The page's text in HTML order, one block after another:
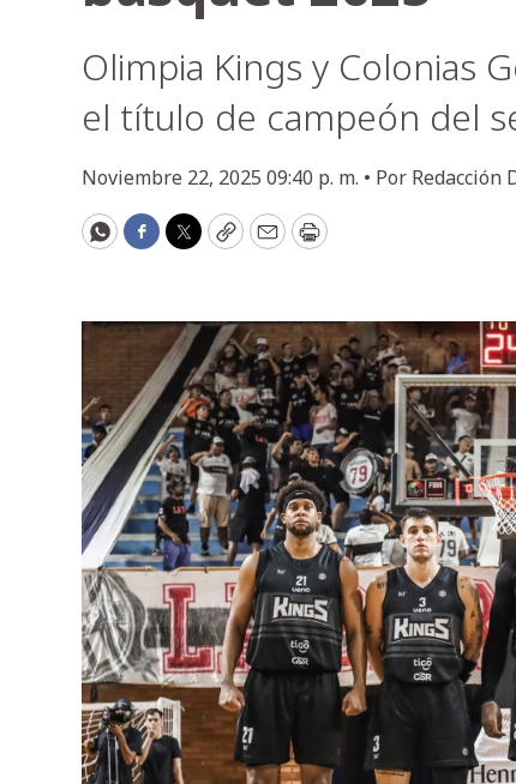
Olimpia Kings y Colonias
el título de campeón del
Noviembre 22, 2025 09:40 p. m. • Por Redacción
WhatsApp
Facebook
Twitter
CopyEmailPrint